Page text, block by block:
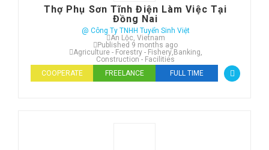
Thợ Phụ Sơn Tĩnh Điện Làm Việc Tại
Đồng Nai
@ Công Ty TNHH Tuyển Sinh Việt
An Lộc, Vietnam
Published 9 months ago
Agriculture - Forestry - Fishery, Banking,
Construction - Facilities
COOPERATE
FREELANCE FULL TIME